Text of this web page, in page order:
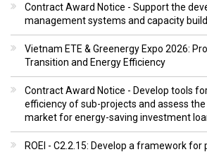
Contract Award Notice - Support the
management systems and capacity
Vietnam ETE & Greenergy Expo 2026:
Transition and Energy Efficiency
Contract Award Notice - Develop tools
efficiency of sub-projects and assess
market for energy-saving investment
ROEI - C2.2.15: Develop a framework for